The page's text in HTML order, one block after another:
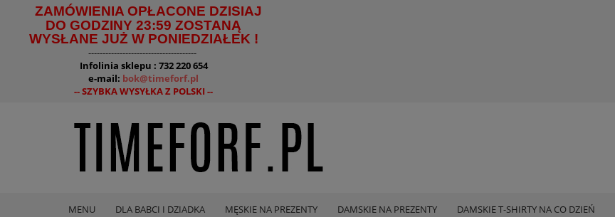
ZAMÓWIENIA OPŁACONE DZISIAJ
DO GODZINY 23:59 ZOSTANĄ
WYSŁANE JUŻ W PONIEDZIAŁEK !
--------------------------------------
Infolinia sklepu : 732 220 654
e-mail: bok@timeforf.pl
-- SZYBKA WYSYŁKA Z POLSKI --
MENU DLA BABCI I DZIADKA MĘSKIE NA PREZENTY DAMSKIE NA PREZENTY DAMSKIE T-SHIRTY NA CO DZIEŃ